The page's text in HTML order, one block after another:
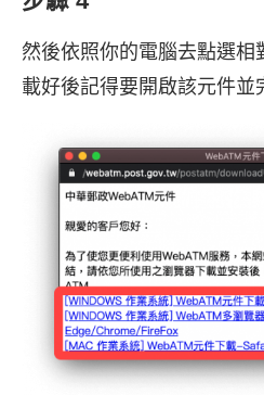
然後依照你的電腦去點選相
載好後記得要開啟該元件並